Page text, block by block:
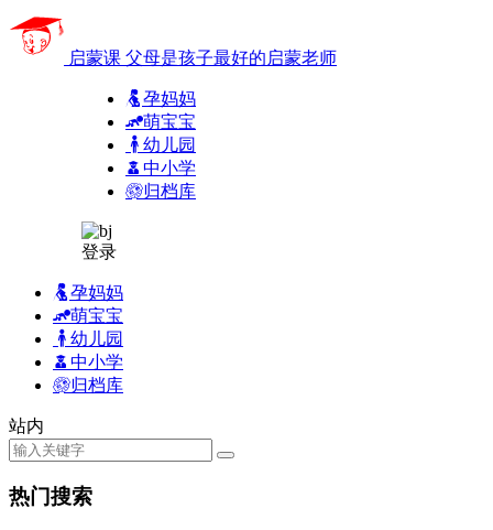
启蒙课 父母是孩子最好的启蒙老师
孕妈妈
萌宝宝
幼儿园
中小学
归档库
登录
孕妈妈
萌宝宝
幼儿园
中小学
归档库
站内
热门搜索